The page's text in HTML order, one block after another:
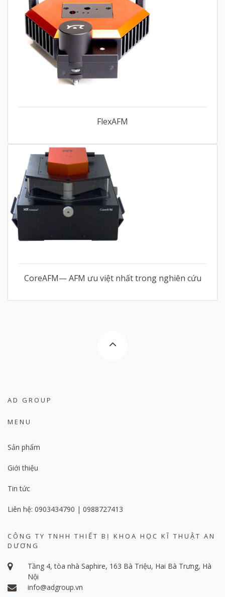
FlexAFM
CoreAFM— AFM ưu việt nhất trong nghiên cứu
AD GROUP
MENU
Sản phẩm
Giới thiệu
Tin tức
Liên hệ: 0903434790 | 0988727413
CÔNG TY TNHH THIẾT BỊ KHOA HỌC KĨ THUẬT AN
DƯƠNG
Tầng 4, tòa nhà Saphire, 163 Bà Triệu, Hai Bà Trưng, Hà
Nội
info@adgroup.vn